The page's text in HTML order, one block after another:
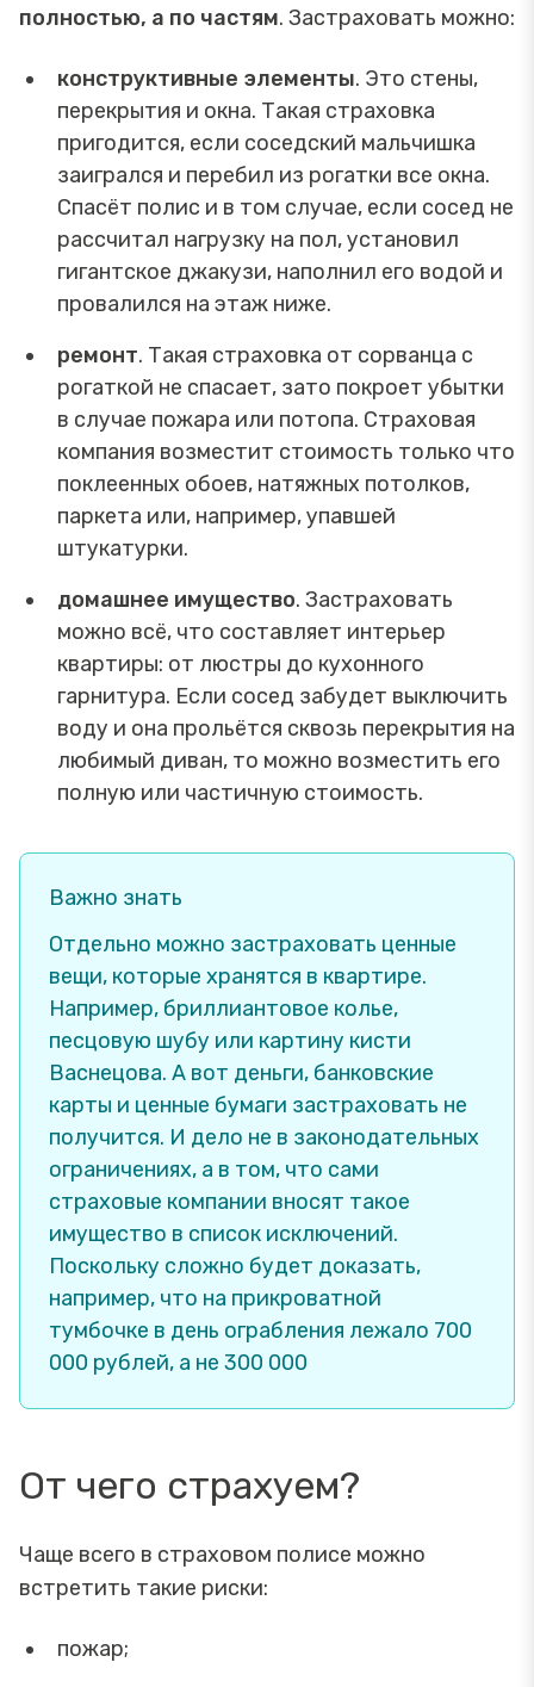
полностью, а по частям. Застраховать можно:
конструктивные элементы. Это стены,
перекрытия и окна. Такая страховка
пригодится, если соседский мальчишка
заигрался и перебил из рогатки все окна.
Спасёт полис и в том случае, если сосед не
рассчитал нагрузку на пол, установил
гигантское джакузи, наполнил его водой и
провалился на этаж ниже.
ремонт. Такая страховка от сорванца с
рогаткой не спасает, зато покроет убытки
в случае пожара или потопа. Страховая
компания возместит стоимость только что
поклеенных обоев, натяжных потолков,
паркета или, например, упавшей
штукатурки.
домашнее имущество. Застраховать
можно всё, что составляет интерьер
квартиры: от люстры до кухонного
гарнитура. Если сосед забудет выключить
воду и она прольётся сквозь перекрытия на
любимый диван, то можно возместить его
полную или частичную стоимость.
Важно знать
Отдельно можно застраховать ценные
вещи, которые хранятся в квартире.
Например, бриллиантовое колье,
песцовую шубу или картину кисти
Васнецова. А вот деньги, банковские
карты и ценные бумаги застраховать не
получится. И дело не в законодательных
ограничениях, а в том, что сами
страховые компании вносят такое
имущество в список исключений.
Поскольку сложно будет доказать,
например, что на прикроватной
тумбочке в день ограбления лежало 700
000 рублей, а не 300 000
От чего страхуем?
Чаще всего в страховом полисе можно
встретить такие риски:
пожар;